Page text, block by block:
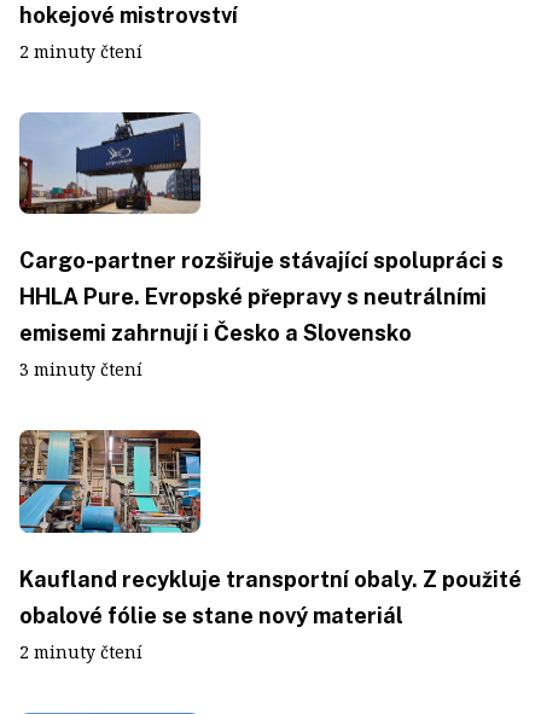
hokejové mistrovství
2 minuty čtení
Cargo-partner rozšiřuje stávající spolupráci s
HHLA Pure. Evropské přepravy s neutrálními
emisemi zahrnují i Česko a Slovensko
3 minuty čtení
Kaufland recykluje transportní obaly. Z použité
obalové fólie se stane nový materiál
2 minuty čtení